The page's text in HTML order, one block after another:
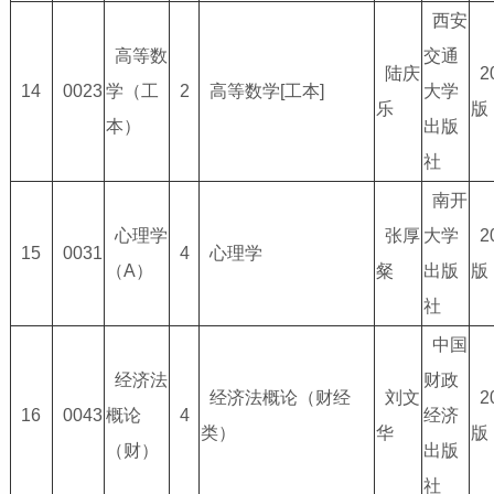
14 0023
高等数
学（工
本）
2 高等数学[工本]
陆庆
乐
西安
交通
大学
出版
社
版
15 0031
心理学
（A）
4 心理学
张厚
粲
南开
大学
出版
社
版
16 0043
经济法
概论
（财）
4
经济法概论（财经
类）
刘文
华
中国
财政
经济
出版
社
版